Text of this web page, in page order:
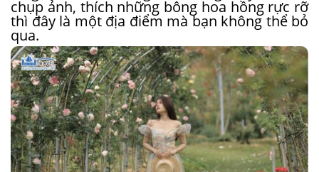
chụp ảnh, thích những bông hoa hồng rực rỡ
thì đây là một địa điểm mà bạn không thể bỏ
qua.